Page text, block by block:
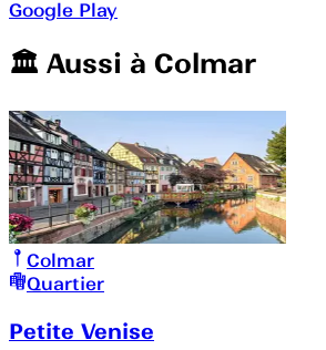
Google Play
🏛️️ Aussi à Colmar
Colmar
Quartier
Petite Venise